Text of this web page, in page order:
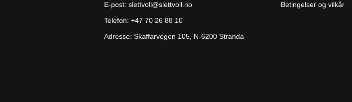
E-post:slettvoll@slettvoll.no
Telefon:+47 70 26 88 10
Adresse: Skaffarvegen 105, N-6200 Stranda
Betingelser og vilkår